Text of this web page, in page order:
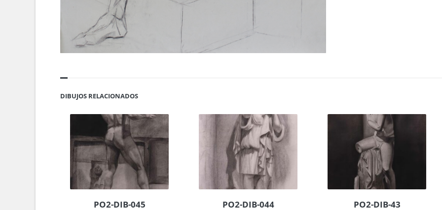
DIBUJOS RELACIONADOS
PO2-DIB-045 PO2-DIB-044 PO2-DIB-43